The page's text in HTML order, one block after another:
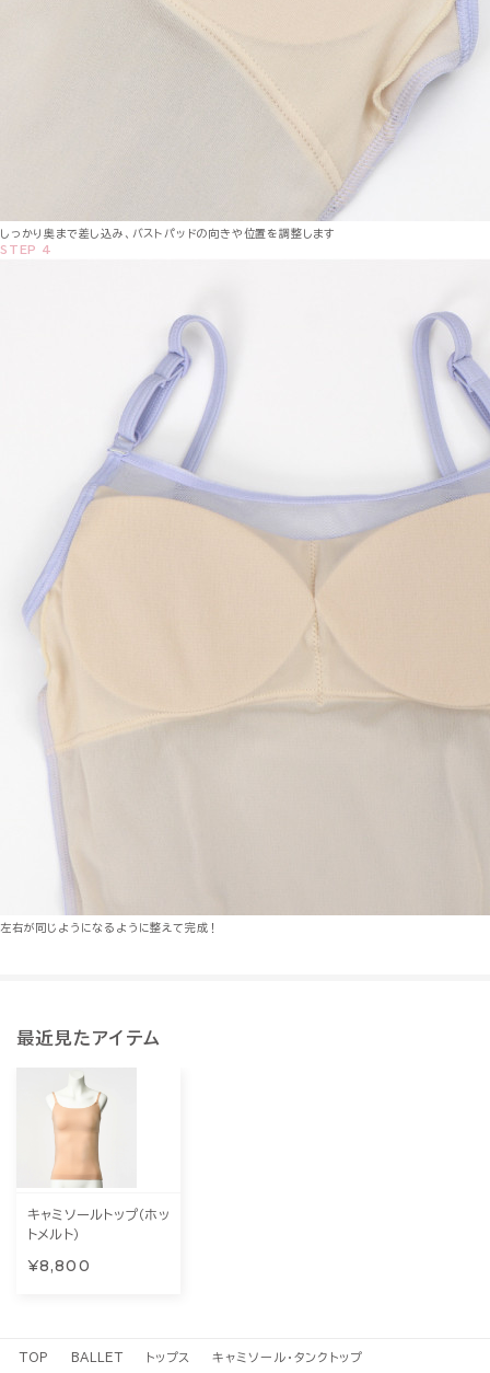
しっかり奥まで差し込み、バストパッドの向きや位置を調整します
STEP 4
左右が同じようになるように整えて完成！
最近見たアイテム
キャミソールトップ（ホッ
トメルト）
¥8,800
TOP BALLET トップス キャミソール・タンクトップ